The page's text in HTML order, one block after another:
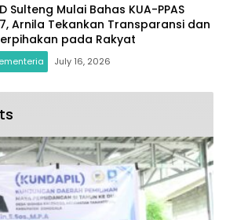
Sulteng Mulai Bahas KUA-PPAS
Arnila Tekankan Transparansi dan
pada Rakyat
July 16, 2026